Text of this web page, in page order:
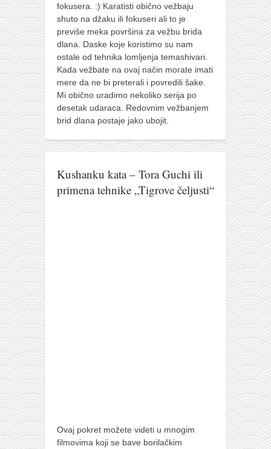
fokusera. :) Karatisti obično vežbaju
shuto na džaku ili fokuseri ali to je
previše meka površina za vežbu brida
dlana. Daske koje koristimo su nam
ostale od tehnika lomljenja temashivari.
Kada vežbate na ovaj način morate imati
mere da ne bi preterali i povredili šake.
Mi obično uradimo nekoliko serija po
desetak udaraca. Redovnim vežbanjem
brid dlana postaje jako ubojit.
Kushanku kata – Tora Guchi ili
primena tehnike „Tigrove čeljusti“
Ovaj pokret možete videti u mnogim
filmovima koji se bave borilačkim